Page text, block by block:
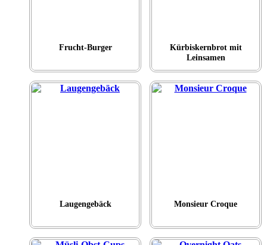
Frucht-Burger
Kürbiskernbrot mit
Leinsamen
Laugengebäck Monsieur Croque